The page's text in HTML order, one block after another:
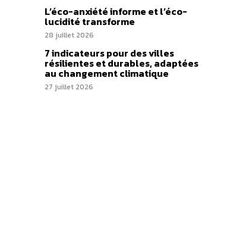
L’éco-anxiété informe et l’éco-
lucidité transforme
28 juillet 2026
7 indicateurs pour des villes
résilientes et durables, adaptées
au changement climatique
27 juillet 2026